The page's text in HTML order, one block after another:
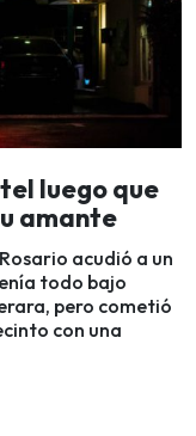
luego que
amante
acudió a un
todo bajo
pero cometió
con una